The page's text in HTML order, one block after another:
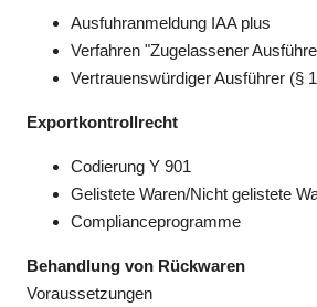
Ausfuhranmeldung IAA plus
Verfahren "Zugelassener
Vertrauenswürdiger Ausführer (§
Exportkontrollrecht
Codierung Y 901
Gelistete Waren/Nicht gelistete
Complianceprogramme
Behandlung von Rückwaren
Voraussetzungen